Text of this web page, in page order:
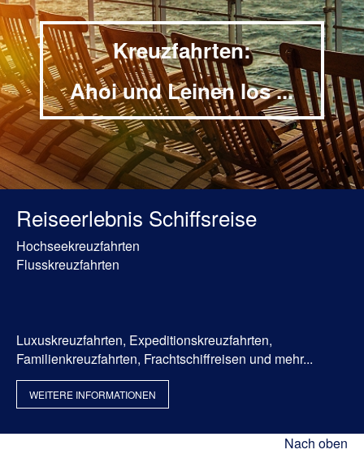
Kreuzfahrten:
Ahoi und Leinen los ...
Reiseerlebnis Schiffsreise
Hochseekreuzfahrten
Flusskreuzfahrten
Luxuskreuzfahrten, Expeditionskreuzfahrten,
Familienkreuzfahrten, Frachtschiffreisen und mehr...
WEITERE INFORMATIONEN
Nach oben